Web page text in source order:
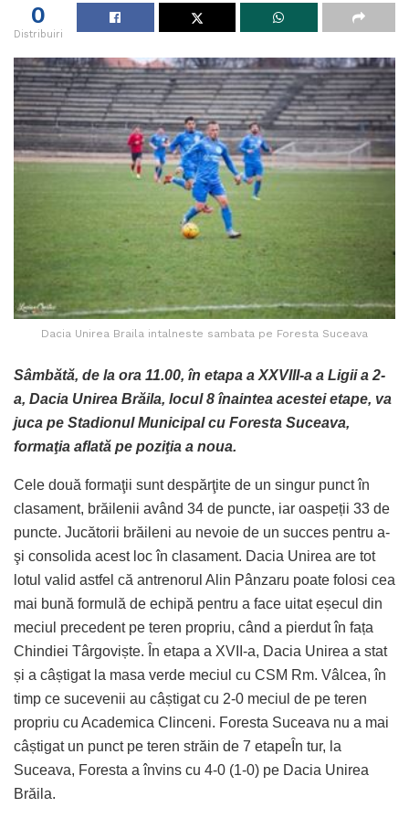
0
Distribuiri
Dacia Unirea Braila intalneste sambata pe Foresta Suceava
Sâmbătă, de la ora 11.00, în etapa a XXVIII-a a Ligii a 2-
a, Dacia Unirea Brăila, locul 8 înaintea acestei etape, va
juca pe Stadionul Municipal cu Foresta Suceava,
formaţia aflată pe poziţia a noua.
Cele două formaţii sunt despărţite de un singur punct în
clasament, brăilenii având 34 de puncte, iar oaspeții 33 de
puncte. Jucătorii brăileni au nevoie de un succes pentru a-
şi consolida acest loc în clasament. Dacia Unirea are tot
lotul valid astfel că antrenorul Alin Pânzaru poate folosi cea
mai bună formulă de echipă pentru a face uitat eșecul din
meciul precedent pe teren propriu, când a pierdut în fața
Chindiei Târgoviște. În etapa a XVII-a, Dacia Unirea a stat
și a câștigat la masa verde meciul cu CSM Rm. Vâlcea, în
timp ce sucevenii au câștigat cu 2-0 meciul de pe teren
propriu cu Academica Clinceni. Foresta Suceava nu a mai
câștigat un punct pe teren străin de 7 etapeÎn tur, la
Suceava, Foresta a învins cu 4-0 (1-0) pe Dacia Unirea
Brăila.